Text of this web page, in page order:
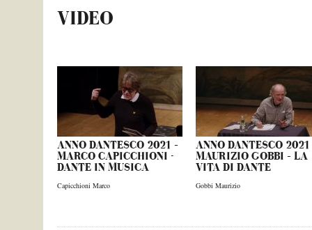
VIDEO
ANNO DANTESCO 2021 –
MARCO CAPICCHIONI -
DANTE IN MUSICA
Capicchioni Marco
ANNO DANTESCO 2021
MAURIZIO GOBBI – LA
VITA DI DANTE
Gobbi Maurizio